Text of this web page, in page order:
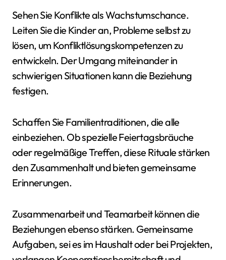
Sehen Sie Konflikte als Wachstumschance.
Leiten Sie die Kinder an, Probleme selbst zu
lösen, um Konfliktlösungskompetenzen zu
entwickeln. Der Umgang miteinander in
schwierigen Situationen kann die Beziehung
festigen.
Schaffen Sie Familientraditionen, die alle
einbeziehen. Ob spezielle Feiertagsbräuche
oder regelmäßige Treffen, diese Rituale stärken
den Zusammenhalt und bieten gemeinsame
Erinnerungen.
Zusammenarbeit und Teamarbeit können die
Beziehungen ebenso stärken. Gemeinsame
Aufgaben, sei es im Haushalt oder bei Projekten,